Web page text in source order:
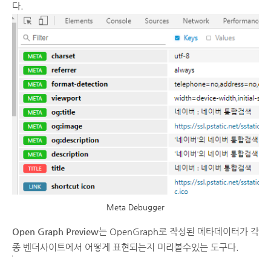
다.
Meta Debugger
Open Graph Preview는 OpenGraph로 작성된 메타데이터가 각
종 벤더사이트에서 어떻게 표현되는지 미리볼수있는 도구다.